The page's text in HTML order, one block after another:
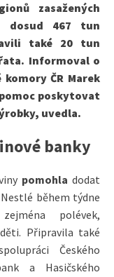
zasažených
dosud 467 tun
také 20 tun
Informoval o
ČR Marek
poskytovat
uvedla.
banky
pomohla dodat
během týdne
polévek,
Připravila také
Českého
a Hasičského